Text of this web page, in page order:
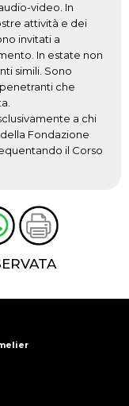
video. In
attività e dei
invitati a
In estate non
simili. Sono
che
a chi
Fondazione
il Corso